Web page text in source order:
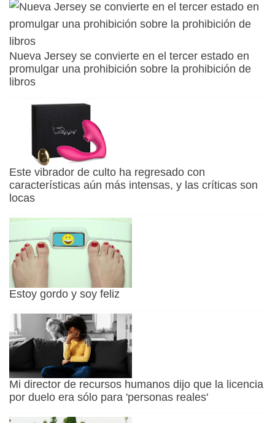
Nueva Jersey se convierte en el tercer estado en
promulgar una prohibición sobre la prohibición de
libros
Este vibrador de culto ha regresado con
características aún más intensas, y las críticas son
locas
Estoy gordo y soy feliz
Mi director de recursos humanos dijo que la licencia
por duelo era sólo para 'personas reales'